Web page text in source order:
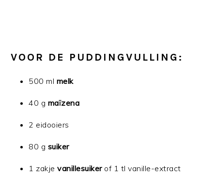
VOOR DE PUDDINGVULLING:
500 ml melk
40 g maïzena
2 eidooiers
80 g suiker
1 zakjevanillesuikerof 1 tl vanille-extract